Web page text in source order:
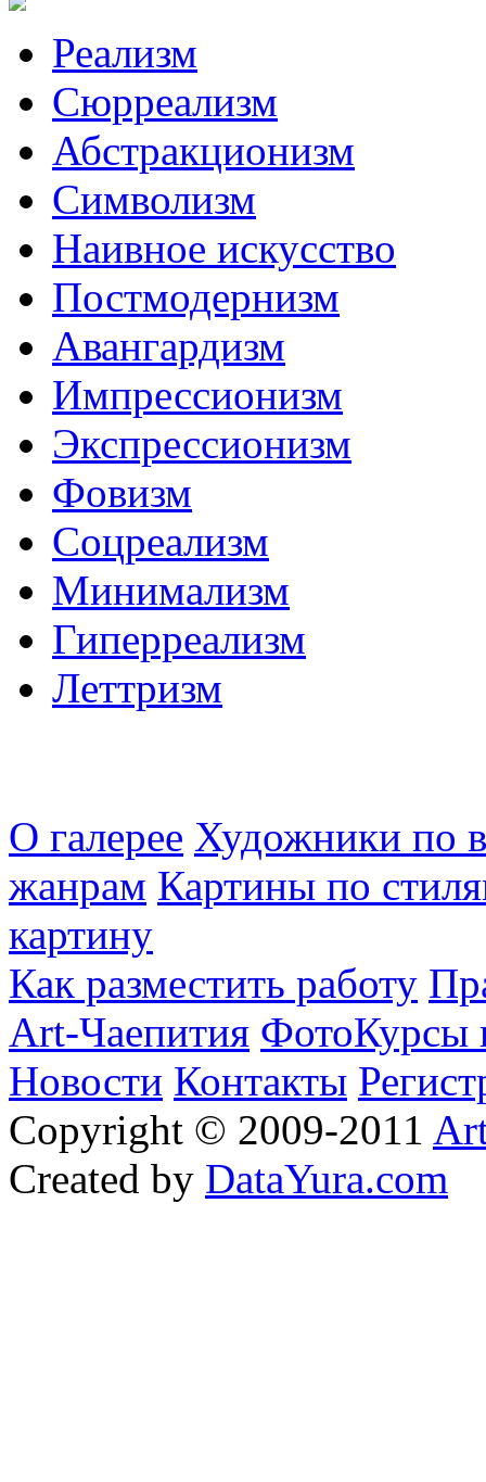
Реализм
Сюрреализм
Абстракционизм
Символизм
Наивное искусство
Постмодернизм
Авангардизм
Импрессионизм
Экспрессионизм
Фовизм
Соцреализм
Минимализм
Гиперреализм
Леттризм
О галерее Художники по
жанрам Картины по
картину
Как разместить работу
Art-Чаепития ФотоКурсы
Новости Контакты
Copyright © 2009-2011
Created by DataYura.com